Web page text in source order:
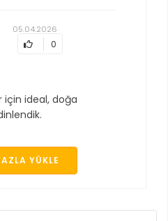
05.04.2026
0
için ideal, doğa
YÜKLE